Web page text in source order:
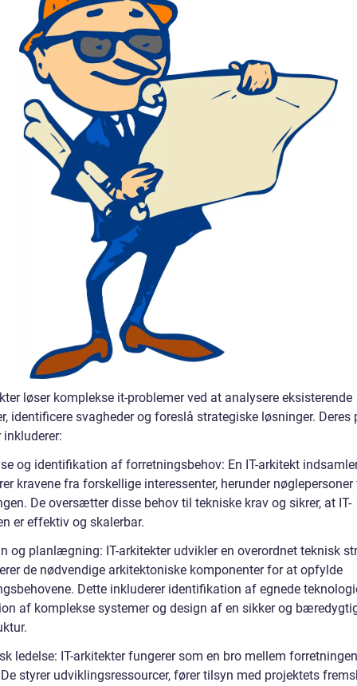
løser komplekse it-problemer ved at analysere eksisterende
identificere svagheder og foreslå strategiske løsninger.
inkluderer:
og identifikation af forretningsbehov: En IT-arkitekt
kravene fra forskellige interessenter, herunder nøglepersoner
De oversætter disse behov til tekniske krav og sikrer, at IT-
er effektiv og skalerbar.
og planlægning: IT-arkitekter udvikler en overordnet teknisk
de nødvendige arkitektoniske komponenter for at opfylde
Dette inkluderer identifikation af egnede
af komplekse systemer og design af en sikker og
ledelse: IT-arkitekter fungerer som en bro mellem
styrer udviklingsressourcer, fører tilsyn med projektets